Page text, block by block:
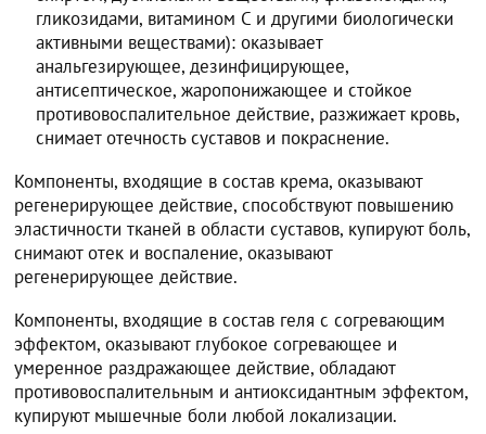
гликозидами, витамином C и другими биологически
активными веществами): оказывает
анальгезирующее, дезинфицирующее,
антисептическое, жаропонижающее и стойкое
противовоспалительное действие, разжижает кровь,
снимает отечность суставов и покраснение.
Компоненты, входящие в состав крема, оказывают
регенерирующее действие, способствуют повышению
эластичности тканей в области суставов, купируют боль,
снимают отек и воспаление, оказывают
регенерирующее действие.
Компоненты, входящие в состав геля с согревающим
эффектом, оказывают глубокое согревающее и
умеренное раздражающее действие, обладают
противовоспалительным и антиоксидантным эффектом,
купируют мышечные боли любой локализации.